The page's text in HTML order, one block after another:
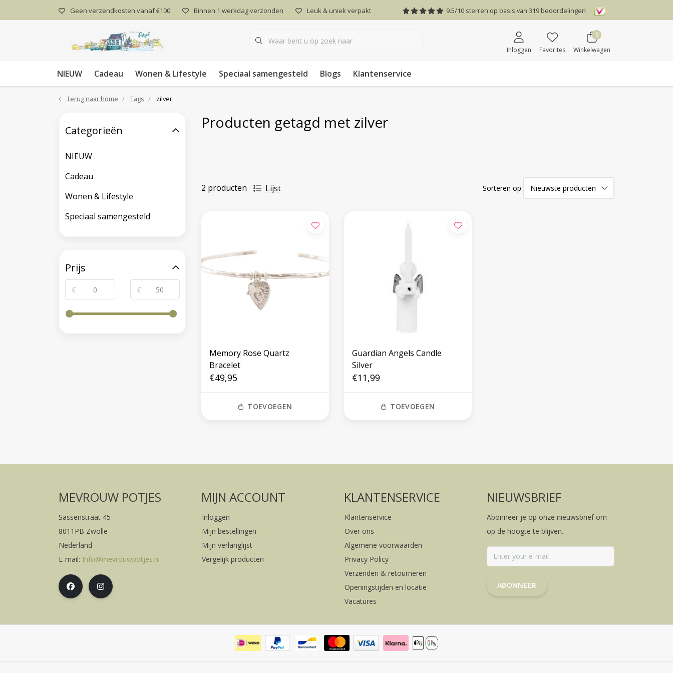
Geen verzendkosten vanaf €100 Binnen 1 werkdag verzonden Leuk & uniek verpakt 9.5/10 sterren op basis van 319 beoordelingen
Inloggen Favorites
0
Winkelwagen
NIEUW Cadeau Wonen & Lifestyle Speciaal samengesteld Blogs Klantenservice
Terug naar home Tags zilver
Producten getagd met zilver
2 producten Lijst Sorteren op
Memory Rose Quartz
Bracelet
€49,95
TOEVOEGEN
Guardian Angels Candle
Silver
€11,99
TOEVOEGEN
Categorieën
NIEUW
Cadeau
Wonen & Lifestyle
Speciaal samengesteld
Prijs
€ €
MEVROUW POTJES
Sassenstraat 45
8011PB Zwolle
Nederland
E-mail: Info@mevrouwpotjes.nl
MIJN ACCOUNT
Inloggen
Mijn bestellingen
Mijn verlanglijst
Vergelijk producten
KLANTENSERVICE
Klantenservice
Over ons
Algemene voorwaarden
Privacy Policy
Verzenden & retourneren
Openingstijden en locatie
Vacatures
NIEUWSBRIEF
Abonneer je op onze nieuwsbrief om
op de hoogte te blijven.
ABONNEER